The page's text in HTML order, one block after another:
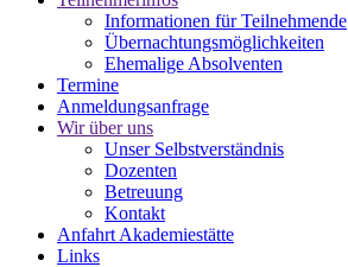
Informationen für Teilnehmende
Übernachtungsmöglichkeiten
Ehemalige Absolventen
Termine
Anmeldungsanfrage
Wir über uns
Unser Selbstverständnis
Dozenten
Betreuung
Kontakt
Anfahrt Akademiestätte
Links